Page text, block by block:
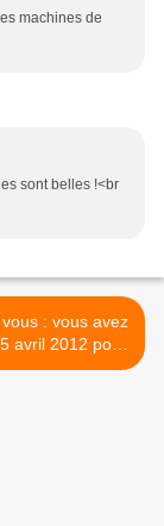
machines de
sont belles !<br
: vous avez
avril 2012 pour
trousse petit